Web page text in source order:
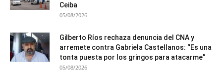
Ceiba
05/08/2026
Gilberto Ríos rechaza denuncia del CNA y
arremete contra Gabriela Castellanos: “Es una
tonta puesta por los gringos para atacarme”
05/08/2026